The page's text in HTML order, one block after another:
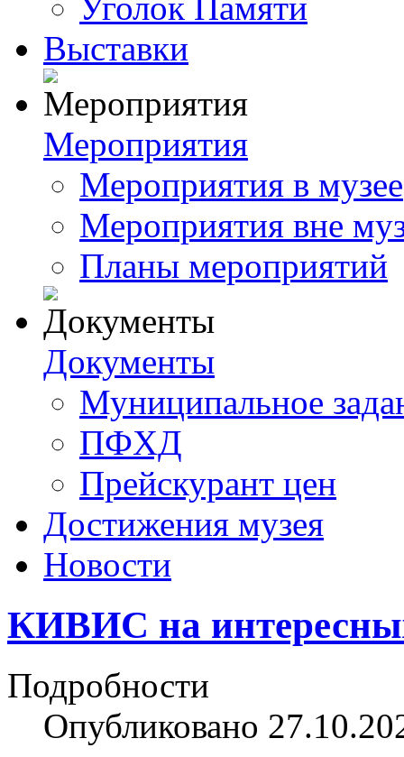
Уголок Памяти
Выставки
Мероприятия
Мероприятия в музее
Мероприятия вне
Планы мероприятий
Документы
Муниципальное
ПФХД
Прейскурант цен
Достижения музея
Новости
КИВИС на
Подробности
Опубликовано